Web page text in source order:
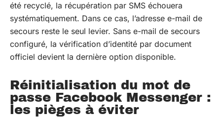
été recyclé, la récupération par SMS échouera
systématiquement. Dans ce cas, l’adresse e-mail de
secours reste le seul levier. Sans e-mail de secours
configuré, la vérification d’identité par document
officiel devient la dernière option disponible.
Réinitialisation du mot de
passe Facebook Messenger :
les pièges à éviter